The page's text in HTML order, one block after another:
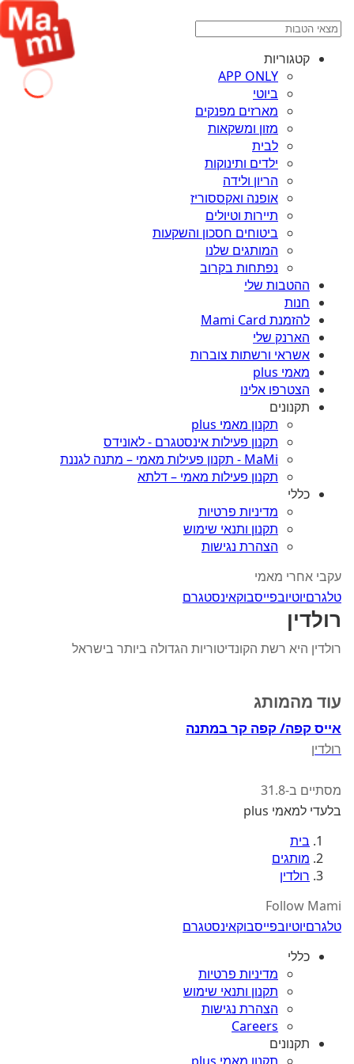
קטגוריות
APP ONLY
ביוטי
מארזים מפנקים
מזון ומשקאות
לבית
ילדים ותינוקות
הריון ולידה
אופנה ואקססוריז
תיירות וטיולים
ביטוחים חסכון והשקעות
המותגים שלנו
נפתחות בקרוב
ההטבות שלי
חנות
להזמנת Mami Card
הארנק שלי
אשראי ורשתות צוברות
מאמי plus
הצטרפו אלינו
תקנונים
תקנון מאמי plus
תקנון פעילות אינסטגרם - לאונידס
MaMi - תקנון פעילות מאמי – מתנה לגננת
תקנון פעילות מאמי – דלתא
כללי
מדיניות פרטיות
תקנון ותנאי שימוש
הצהרת נגישות
עקבי אחרי מאמי
טלגרםיוטיובפייסבוקאינסטגרם
רולדין
רולדין היא רשת הקונדיטוריות הגדולה ביותר בישראל
עוד מהמותג
אייס קפה/ קפה קר במתנה
רולדין
מסתיים ב-31.8
בלעדי למאמי plus
בית
מותגים
רולדין
Follow Mami
טלגרםיוטיובפייסבוקאינסטגרם
כללי
מדיניות פרטיות
תקנון ותנאי שימוש
הצהרת נגישות
Careers
תקנונים